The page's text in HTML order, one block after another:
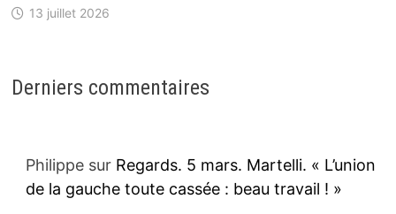
13 juillet 2026
Derniers commentaires
Philippesur Regards. 5 mars. Martelli. « L’union
de la gauche toute cassée : beau travail ! »